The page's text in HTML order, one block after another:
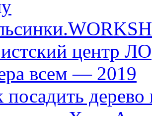
центр ЛО
всем — 2019
посадить дерево